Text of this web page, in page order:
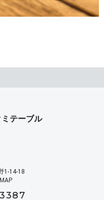
テーブル
1-14-18
MAP